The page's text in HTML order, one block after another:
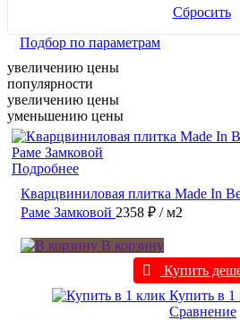
Сбросить
Подбор по параметрам
увеличению цены
популярности
увеличению цены
уменьшению цены
Подробнее
Кварцвиниловая плитка Made In
Раме Замковой 2358 ₽ / м2
В корзину
Купить
Купить в 1
Сравнение